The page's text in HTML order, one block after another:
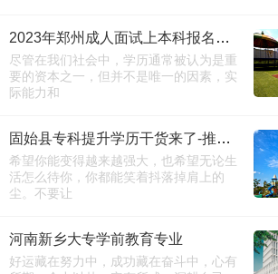
2023年郑州成人面试上本科报名截止时间-百度百科
尽管在我们社会中，学历通常被认为是重
要的资本之一，但并不是唯一的因素，实
际能力和
固始县专科提升学历干货来了-推荐院校
希望你能变得越来越强大，也希望无论生
活怎么待你，你都能笑着抖落掉肩上的
尘。不要让
河南新乡大专学前教育专业
好运藏在努力中，成功藏在奋斗中，心有